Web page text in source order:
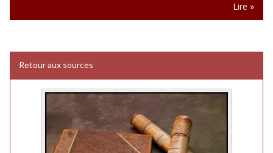
Lire »
Retour aux sources